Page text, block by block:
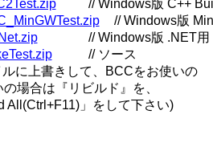
// ソース
に上書きして、BCCをお使いの
場合は『リビルド』を、
All(Ctrl+F11)」をして下さい)